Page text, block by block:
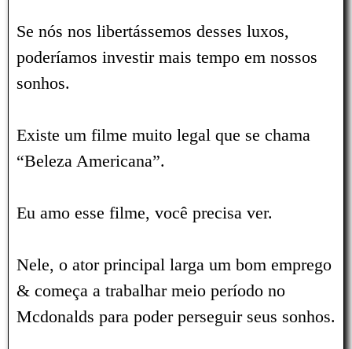
Se nós nos libertássemos desses luxos,
poderíamos investir mais tempo em nossos
sonhos.
Existe um filme muito legal que se chama
“Beleza Americana”.
Eu amo esse filme, você precisa ver.
Nele, o ator principal larga um bom emprego
& começa a trabalhar meio período no
Mcdonalds para poder perseguir seus sonhos.